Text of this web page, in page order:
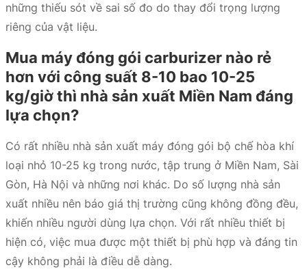
những thiếu sót về sai số đo do thay đổi trọng lượng
riêng của vật liệu.
Mua máy đóng gói carburizer nào rẻ
hơn với công suất 8-10 bao 10-25
kg/giờ thì nhà sản xuất Miền Nam đáng
lựa chọn?
Có rất nhiều nhà sản xuất máy đóng gói bộ chế hòa khí
loại nhỏ 10-25 kg trong nước, tập trung ở Miền Nam, Sài
Gòn, Hà Nội và những nơi khác. Do số lượng nhà sản
xuất nhiều nên báo giá thị trường cũng không đồng đều,
khiến nhiều người dùng lựa chọn. Với rất nhiều thiết bị
hiện có, việc mua được một thiết bị phù hợp và đáng tin
cậy không phải là điều dễ dàng.